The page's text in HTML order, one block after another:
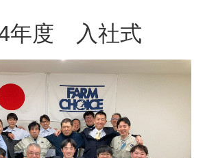
年度 入社式